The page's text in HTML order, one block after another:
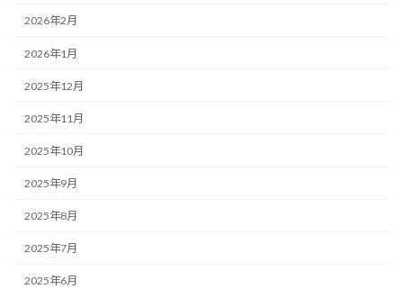
2026年2月
2026年1月
2025年12月
2025年11月
2025年10月
2025年9月
2025年8月
2025年7月
2025年6月